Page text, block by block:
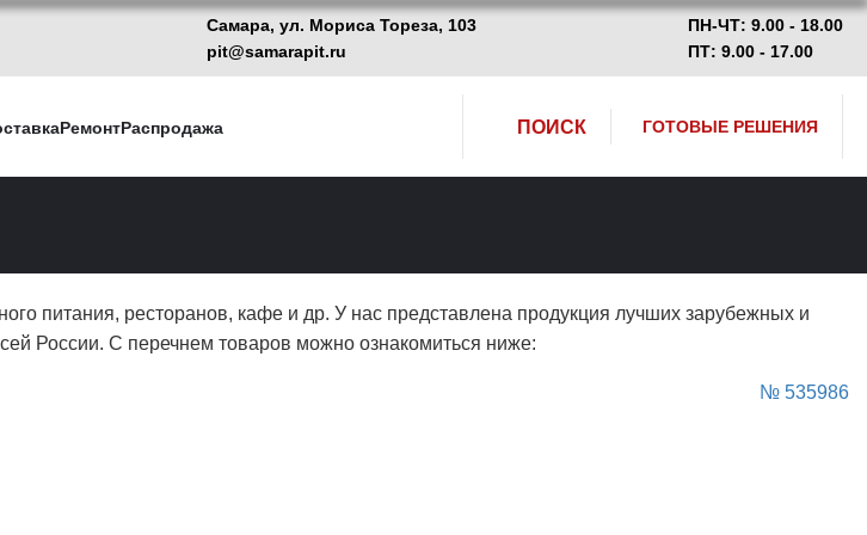
Самара, ул. Мориса Тореза, 103
pit@samarapit.ru
ПН-ЧТ: 9.00 - 18.00
ПТ: 9.00 - 17.00
РемонтРаспродажа ПОИСК ГОТОВЫЕ РЕШЕНИЯ
питания, ресторанов, кафе и др. У нас представлена продукция лучших зарубежных и
России. С перечнем товаров можно ознакомиться ниже:
№ 535986